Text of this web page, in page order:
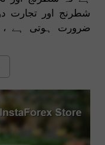
شطرنج اور تجارت
ضرورت ہوتی ہے ،